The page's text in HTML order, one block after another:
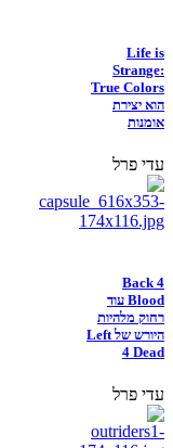
Life is
Strange:
True Colors
הוא יצירת
אומנות
עדי פרל
Back 4
Blood עוד
רחוק מלהיות
היורש של Left
4 Dead
עדי פרל